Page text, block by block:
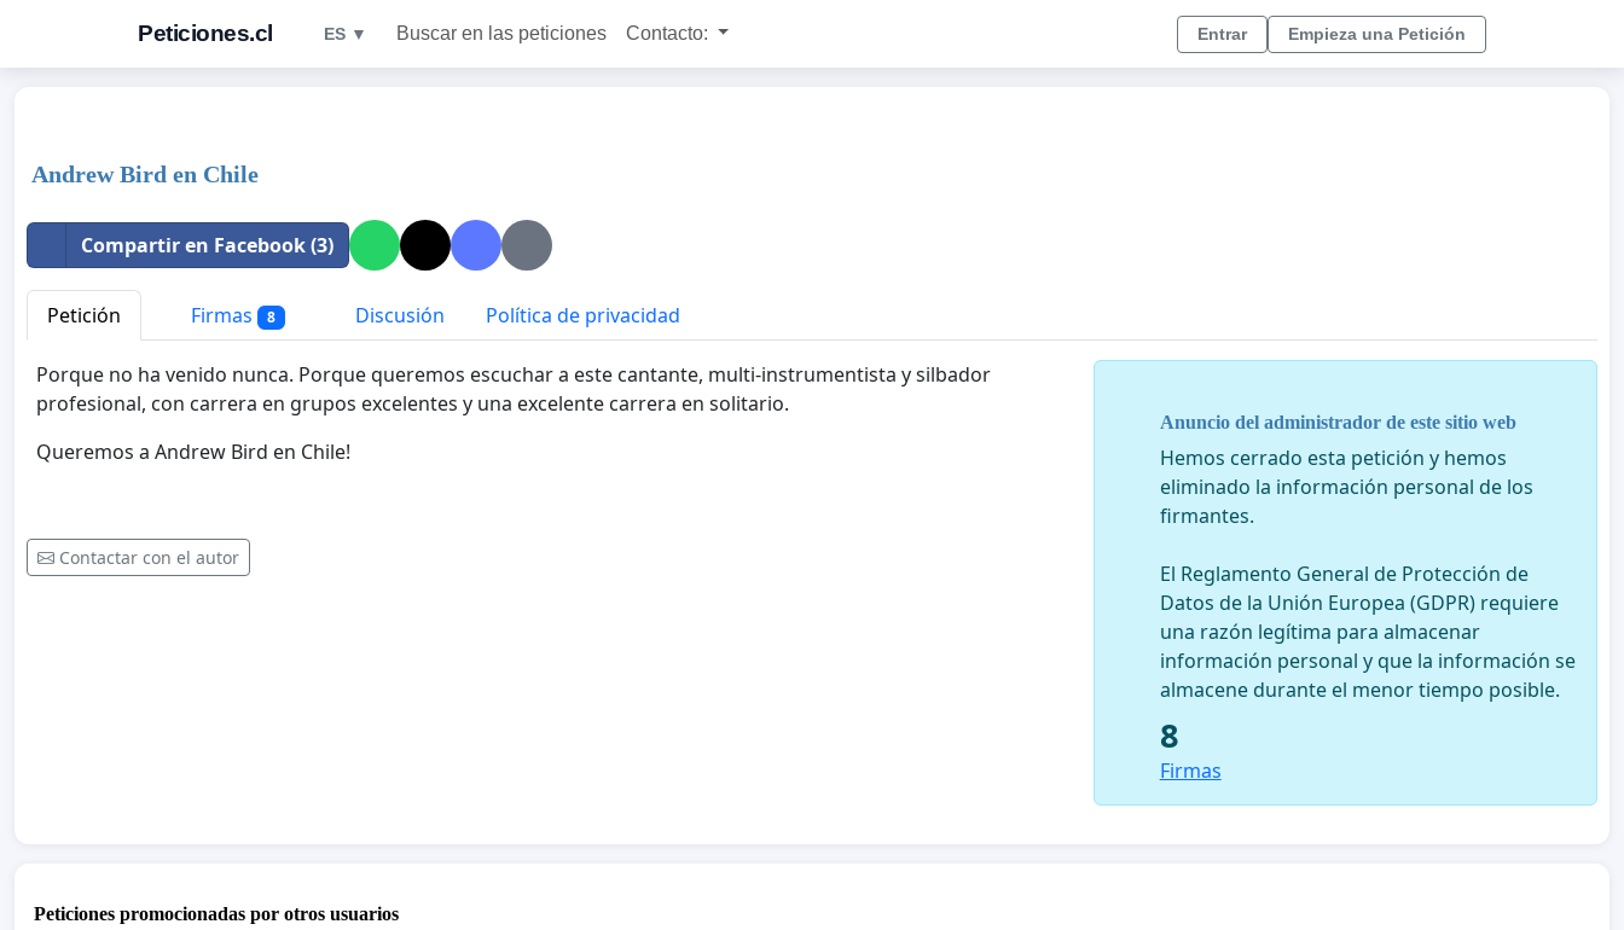
Peticiones.cl ES ▼ Buscar en las peticiones Contacto: Entrar Empieza una Petición
Andrew Bird en Chile
Compartir en Facebook (3)
Petición Firmas 8 Discusión Política de privacidad
Porque no ha venido nunca. Porque queremos escuchar a este cantante, multi-instrumentista y silbador
profesional, con carrera en grupos excelentes y una excelente carrera en solitario.
Queremos a Andrew Bird en Chile!
Contactar con el autor
Anuncio del administrador de este sitio web
Hemos cerrado esta petición y hemos
eliminado la información personal de los
firmantes.
El Reglamento General de Protección de
Datos de la Unión Europea (GDPR) requiere
una razón legítima para almacenar
información personal y que la información se
almacene durante el menor tiempo posible.
8
Firmas
Peticiones promocionadas por otros usuarios